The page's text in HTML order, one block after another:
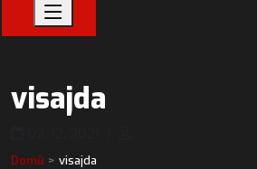
visajda
Domů visajda